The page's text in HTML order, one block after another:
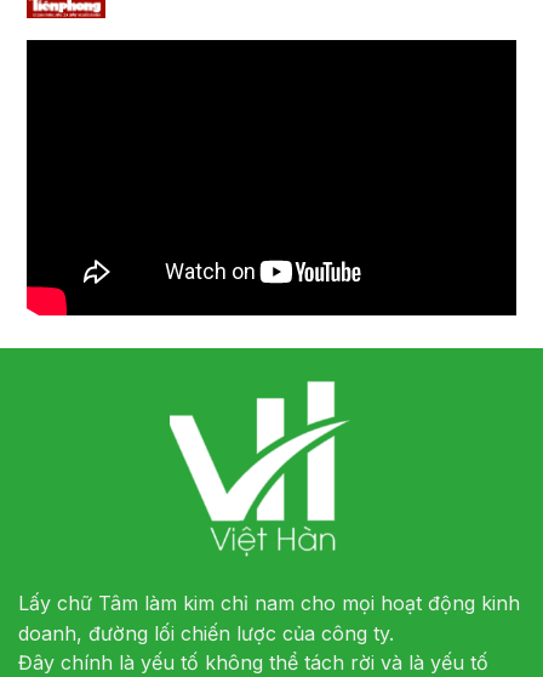
Lấy chữ Tâm làm kim chỉ nam cho mọi hoạt động kinh
doanh, đường lối chiến lược của công ty.
Đây chính là yếu tố không thể tách rời và là yếu tố